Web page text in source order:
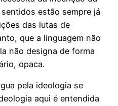
estão sempre já
das lutas de
que a linguagem não
não designa de forma
opaca.
pela ideologia se
aqui é entendida